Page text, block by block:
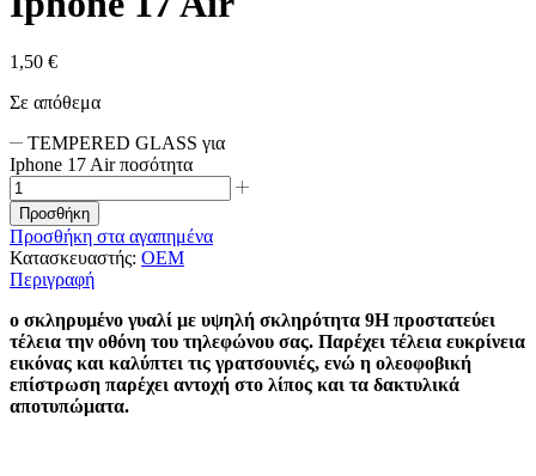
1,50 €
Σε απόθεμα
TEMPERED GLASS για
Iphone 17 Air ποσότητα
Προσθήκη
Προσθήκη στα αγαπημένα
Κατασκευαστής: OEM
Περιγραφή
ο σκληρυμένο γυαλί με υψηλή σκληρότητα 9H προστατεύει
τέλεια την οθόνη του τηλεφώνου σας. Παρέχει τέλεια ευκρίνεια
εικόνας και καλύπτει τις γρατσουνιές, ενώ η ολεοφοβική
επίστρωση παρέχει αντοχή στο λίπος και τα δακτυλικά
αποτυπώματα.